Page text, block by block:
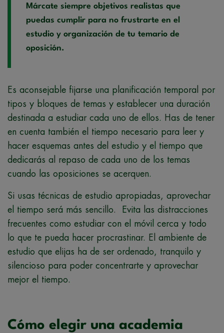
Márcate siempre objetivos realistas que
puedas cumplir para no frustrarte en el
estudio y organización de tu temario de
oposición.
Es aconsejable fijarse una planificación temporal por
tipos y bloques de temas y establecer una duración
destinada a estudiar cada uno de ellos. Has de tener
en cuenta también el tiempo necesario para leer y
hacer esquemas antes del estudio y el tiempo que
dedicarás al repaso de cada uno de los temas
cuando las oposiciones se acerquen.
Si usas técnicas de estudio apropiadas, aprovechar
el tiempo será más sencillo. Evita las distracciones
frecuentes como estudiar con el móvil cerca y todo
lo que te pueda hacer procrastinar. El ambiente de
estudio que elijas ha de ser ordenado, tranquilo y
silencioso para poder concentrarte y aprovechar
mejor el tiempo.
Cómo elegir una academia